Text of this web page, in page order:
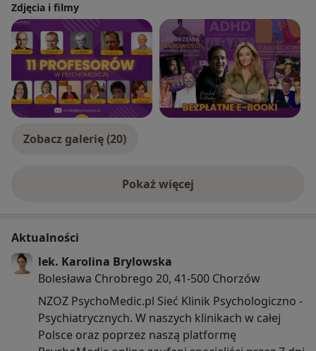
Zdjęcia i filmy
Zobacz galerię (20)
Pokaż więcejo doświadczeniu
Aktualności
lek. Karolina Brylowska
Bolesława Chrobrego 20, 41-500 Chorzów
NZOZ PsychoMedic.pl Sieć Klinik Psychologiczno -
Psychiatrycznych. W naszych klinikach w całej
Polsce oraz poprzez naszą platformę